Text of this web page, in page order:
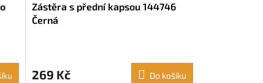
Zástěra s přední kapsou 144746
Černá
269 Kč Do košíku